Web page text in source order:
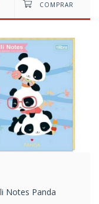
Notes Panda